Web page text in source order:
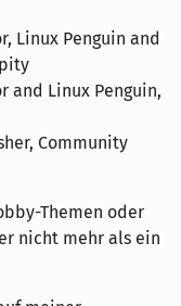
Linux Penguin and
and Linux Penguin,
Community
Themen oder
nicht mehr als ein